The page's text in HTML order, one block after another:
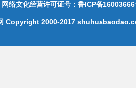
网络文化经营许可证号：鲁ICP备
Copyright 2000-2017